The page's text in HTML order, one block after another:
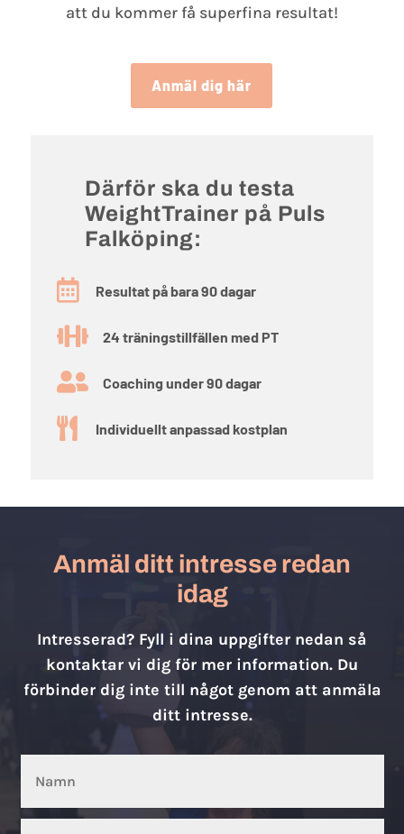
att du kommer få superfina resultat!
Anmäl dig här
Därför ska du testa
WeightTrainer på Puls
Falköping:
 Resultat på bara 90 dagar
 24 träningstillfällen med PT
 Coaching under 90 dagar
 Individuellt anpassad kostplan
Anmäl ditt intresse redan
idag
Intresserad? Fyll i dina uppgifter nedan så
kontaktar vi dig för mer information. Du
förbinder dig inte till något genom att anmäla
ditt intresse.